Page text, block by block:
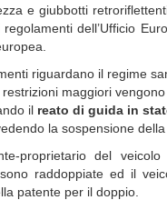
e giubbotti
dell’Ufficio
riguardano il regime
maggiori
il reato di guida in
la sospensione
proprietario del
raddoppiate ed il
patente per il doppio.